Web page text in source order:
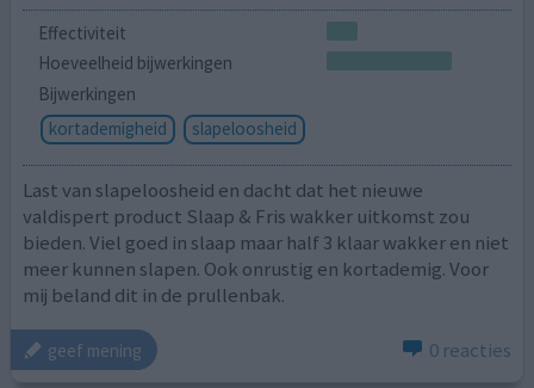
Effectiviteit
Hoeveelheid bijwerkingen
Bijwerkingen
kortademigheid
slapeloosheid
Last van slapeloosheid en dacht dat het nieuwe
valdispert product Slaap & Fris wakker uitkomst zou
bieden. Viel goed in slaap maar half 3 klaar wakker en niet
meer kunnen slapen. Ook onrustig en kortademig. Voor
mij beland dit in de prullenbak.
geef mening 0 reacties